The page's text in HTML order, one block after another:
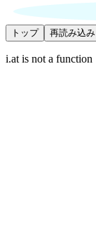
トップ 再読み込み
i.at is not a function